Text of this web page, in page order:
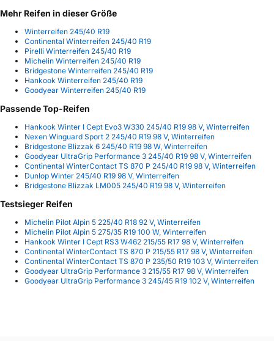
Mehr Reifen in dieser Größe
Winterreifen 245/40 R19
Continental Winterreifen 245/40 R19
Pirelli Winterreifen 245/40 R19
Michelin Winterreifen 245/40 R19
Bridgestone Winterreifen 245/40 R19
Hankook Winterreifen 245/40 R19
Goodyear Winterreifen 245/40 R19
Passende Top-Reifen
Hankook Winter I Cept Evo3 W330 245/40 R19 98 V, Winterreifen
Nexen Winguard Sport 2 245/40 R19 98 V, Winterreifen
Bridgestone Blizzak 6 245/40 R19 98 W, Winterreifen
Goodyear UltraGrip Performance 3 245/40 R19 98 V, Winterreifen
Continental WinterContact TS 870 P 245/40 R19 98 V, Winterreifen
Dunlop Winter 245/40 R19 98 V, Winterreifen
Bridgestone Blizzak LM005 245/40 R19 98 V, Winterreifen
Testsieger Reifen
Michelin Pilot Alpin 5 225/40 R18 92 V, Winterreifen
Michelin Pilot Alpin 5 275/35 R19 100 W, Winterreifen
Hankook Winter I Cept RS3 W462 215/55 R17 98 V, Winterreifen
Continental WinterContact TS 870 P 215/55 R17 98 V, Winterreifen
Continental WinterContact TS 870 P 235/50 R19 103 V, Winterreifen
Goodyear UltraGrip Performance 3 215/55 R17 98 V, Winterreifen
Goodyear UltraGrip Performance 3 245/45 R19 102 V, Winterreifen